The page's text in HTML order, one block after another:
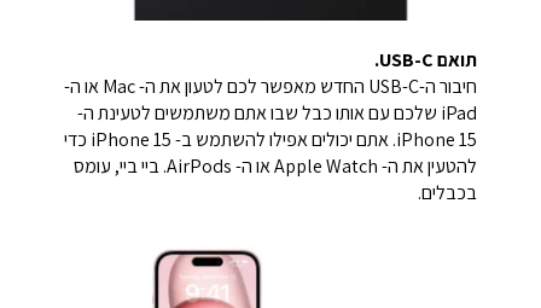
תואם USB-C.
חיבור ה-USB-C החדש מאפשר לכם לטעון את ה- Mac או ה-
iPad שלכם עם אותו כבל שבו אתם משתמשים לטעינת ה-
iPhone 15. אתם יכולים אפילו להשתמש ב- iPhone 15 כדי
להטעין את ה- Apple Watch או ה- AirPods. ביי ביי, עומס
בכבלים.